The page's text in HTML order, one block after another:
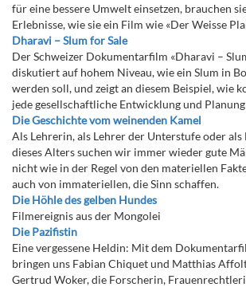
für eine bessere Umwelt einsetzen, brauchen
Erlebnisse, wie sie ein Film wie «Der Weisse
Dharavi – Slum for Sale
Der Schweizer Dokumentarfilm «Dharavi –
diskutiert auf hohem Niveau, wie ein Slum in
werden soll, und zeigt an diesem Beispiel, wie
jede gesellschaftliche Entwicklung und
Die Geschichte vom weinenden Kamel
Als Lehrerin, als Lehrer der Unterstufe oder
dieses Alters suchen wir immer wieder gute
nicht wie in der Regel von den materiellen
auch von immateriellen, die Sinn schaffen.
Die Höhle des gelben Hundes
Filmereignis aus der Mongolei
Die Pazifistin
Eine vergessene Heldin: Mit dem
bringen uns Fabian Chiquet und Matthias
Gertrud Woker, die Forscherin,